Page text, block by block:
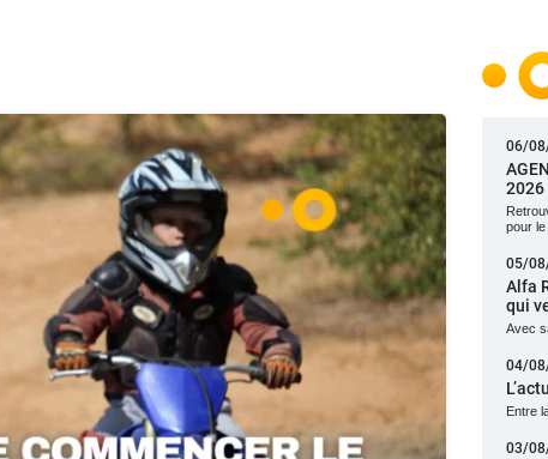
06/
2026
pour le
05/
Alfa
qui
Avec
04/
Entre
03/